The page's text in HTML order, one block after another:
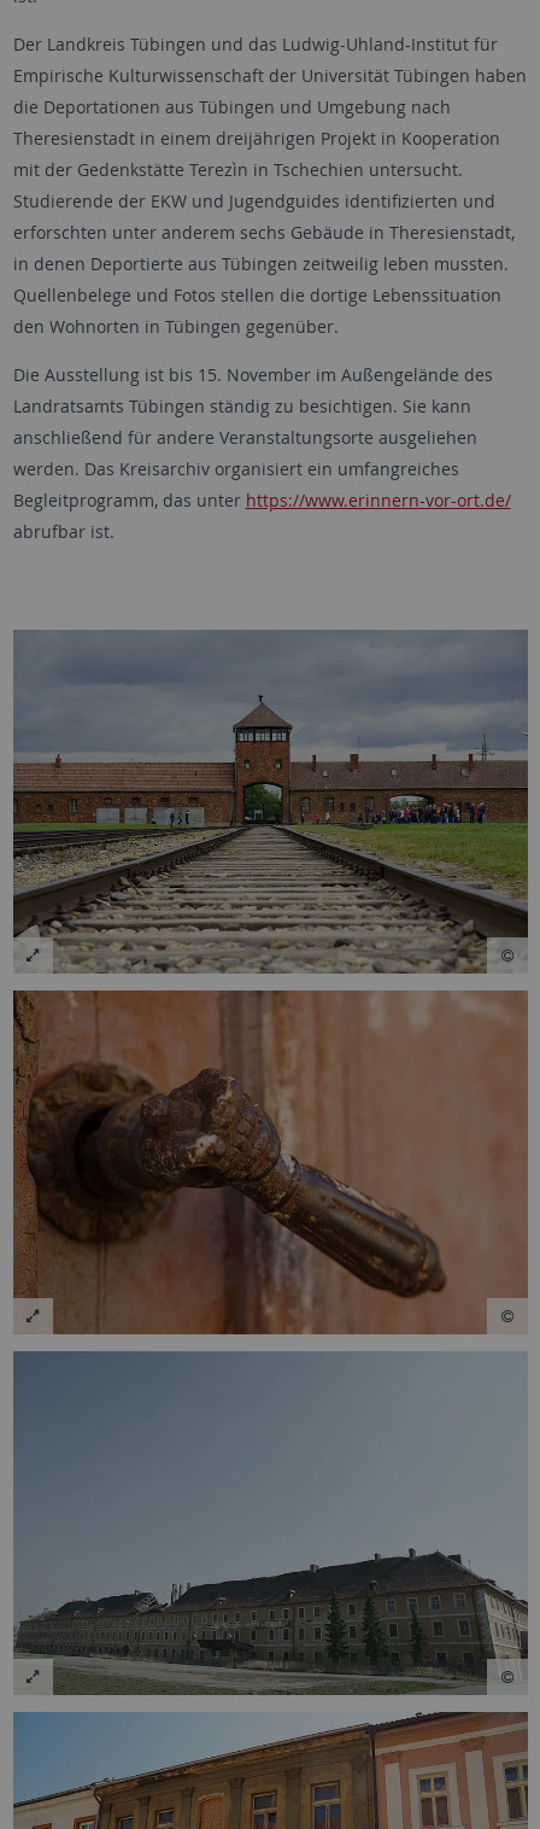
Der Landkreis Tübingen und das Ludwig-Uhland-Institut für
Empirische Kulturwissenschaft der Universität Tübingen haben
die Deportationen aus Tübingen und Umgebung nach
Theresienstadt in einem dreijährigen Projekt in Kooperation
mit der Gedenkstätte Terezìn in Tschechien untersucht.
Studierende der EKW und Jugendguides identifizierten und
erforschten unter anderem sechs Gebäude in Theresienstadt,
in denen Deportierte aus Tübingen zeitweilig leben mussten.
Quellenbelege und Fotos stellen die dortige Lebenssituation
den Wohnorten in Tübingen gegenüber.
Die Ausstellung ist bis 15. November im Außengelände des
Landratsamts Tübingen ständig zu besichtigen. Sie kann
anschließend für andere Veranstaltungsorte ausgeliehen
werden. Das Kreisarchiv organisiert ein umfangreiches
Begleitprogramm, das unter https://www.erinnern-vor-ort.de/
abrufbar ist.